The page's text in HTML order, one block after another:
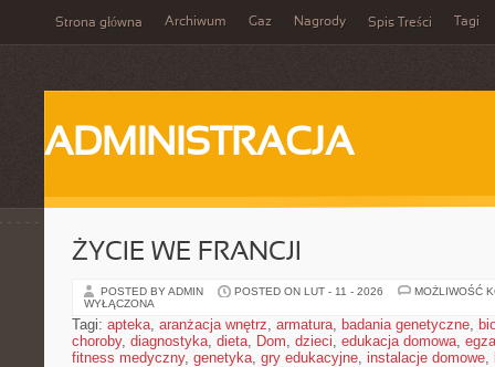
Strona główna Archiwum Gaz Nagrody Spis Treści Tagi
ADMINISTRACJA
ŻYCIE WE FRANCJI
POSTED BY ADMIN POSTED ON LUT - 11 - 2026
MOŻLIWOŚĆ
WYŁĄCZONA
Tagi: apteka, aranżacja wnętrz, armatura, badania genetyczne,
choroby, diagnostyka, dieta, Dom, dzieci, edukacja domowa,
fitness medyczny, genetyka, gry edukacyjne, instalacje domowe,